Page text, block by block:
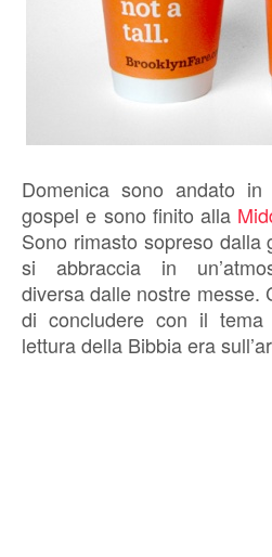
Domenica sono andato
gospel e sono finito alla
Sono rimasto sopreso dalla
si abbraccia in
diversa dalle nostre messe.
di concludere con il
lettura della Bibbia era